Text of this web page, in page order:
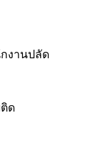
งานปลัด
ด